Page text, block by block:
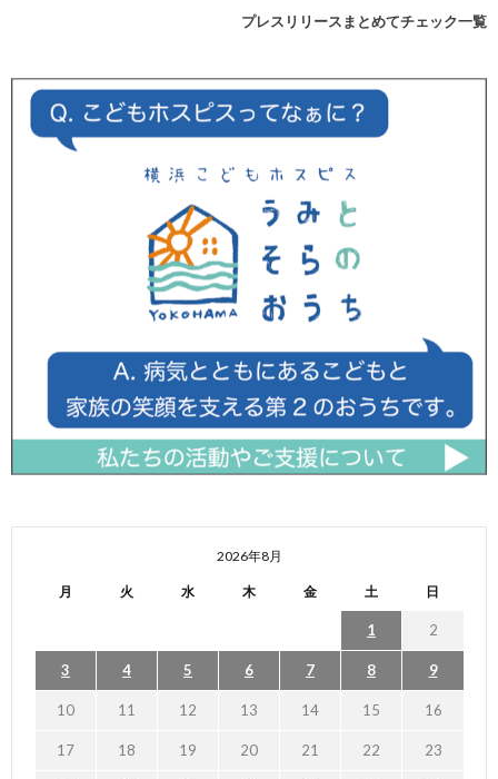
プレスリリースまとめてチェック一覧
2026年8月
月 火 水 木 金 土 日
1 2
3 4 5 6 7 8 9
10 11 12 13 14 15 16
17 18 19 20 21 22 23